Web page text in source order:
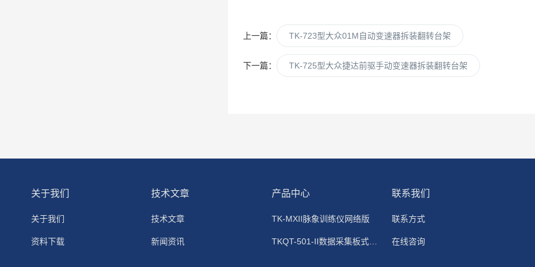
上一篇： TK-723型大众01M自动变速器拆装翻转台架
下一篇： TK-725型大众捷达前驱手动变速器拆装翻转台架
关于我们
关于我们
资料下载
技术文章
技术文章
新闻资讯
产品中心
TK-MXII脉象训练仪网络版
TKQT-501-II数据采集板式静电除尘器
联系我们
联系方式
在线咨询